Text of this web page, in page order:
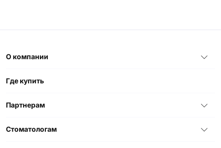
О компании
Где купить
Партнерам
Стоматологам